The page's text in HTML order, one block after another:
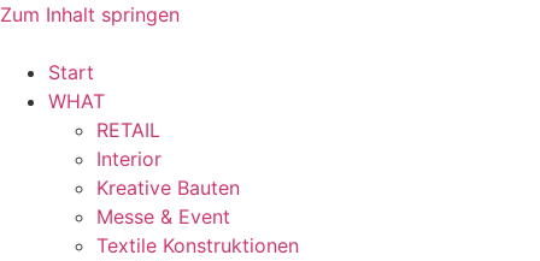
Zum Inhalt springen
Start
WHAT
RETAIL
Interior
Kreative Bauten
Messe & Event
Textile Konstruktionen